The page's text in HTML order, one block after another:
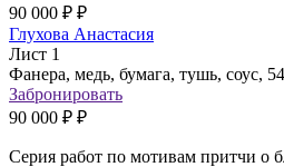
90 000 ₽ ₽
Глухова Анастасия
Лист 1
Фанера, медь, бумага, тушь, соус,
Забронировать
90 000 ₽ ₽
Серия работ по мотивам притчи о